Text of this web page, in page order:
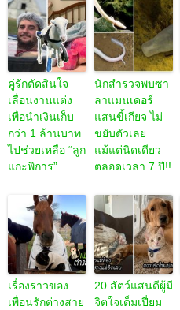
คู่รักตัดสินใจ
เลื่อนงานแต่ง
เพื่อนำเงินเก็บ
กว่า 1 ล้านบาท
ไปช่วยเหลือ “ลูก
แกะพิการ”
นักสำรวจพบซา
ลาแมนเดอร์
แสนขี้เกียจ ไม่
ขยับตัวเลย
แม้แต่นิดเดียว
ตลอดเวลา 7 ปี!!
เรื่องราวของ
เพื่อนรักต่างสาย
20 สัตว์แสนดีผู้มี
จิตใจเต็มเปี่ยม